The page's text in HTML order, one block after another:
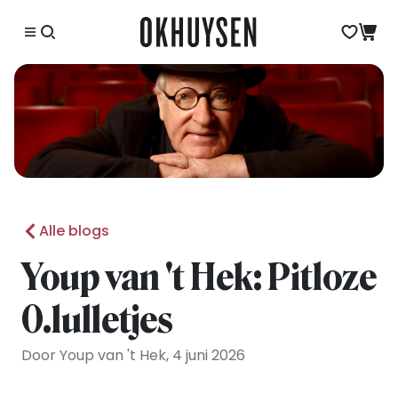
Alle blogs
Youp van 't Hek: Pitloze
0.lulletjes
Door Youp van 't Hek, 4 juni 2026